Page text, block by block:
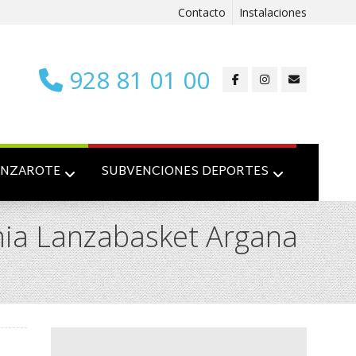
Contacto Instalaciones
928 81 01 00
SUBVENCIONES DEPORTES
Lanzabasket Argana